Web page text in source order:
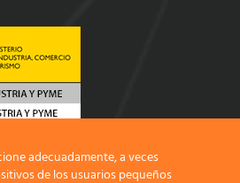
RESPUESTA A LA CRISIS
adecuadamente, a veces
de los usuarios pequeños